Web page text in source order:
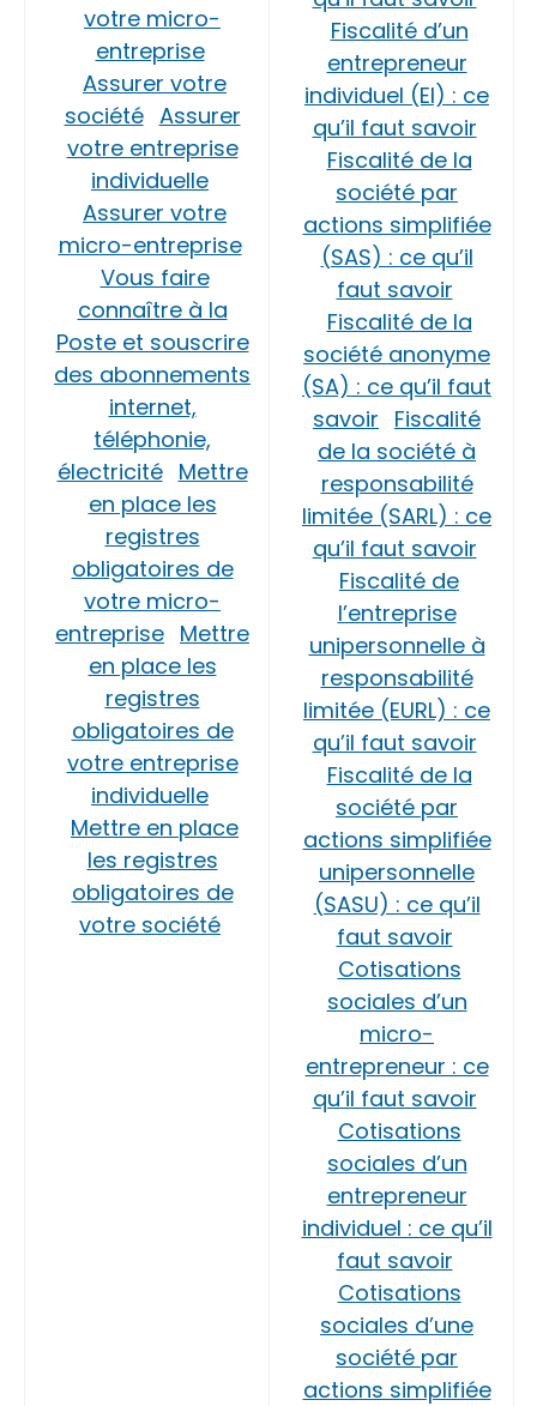
votre micro-
entreprise
Assurer votre
société Assurer
votre entreprise
individuelle
Assurer votre
micro-entreprise
Vous faire
connaître à la
Poste et souscrire
des abonnements
internet,
téléphonie,
électricité Mettre
en place les
registres
obligatoires de
votre micro-
entreprise Mettre
en place les
registres
obligatoires de
votre entreprise
individuelle
Mettre en place
les registres
obligatoires de
votre société
Fiscalité d’un
entrepreneur
individuel (EI) : ce
qu’il faut savoir
Fiscalité de la
société par
actions simplifiée
(SAS) : ce qu’il
faut savoir
Fiscalité de la
société anonyme
(SA) : ce qu’il faut
savoir Fiscalité
de la société à
responsabilité
limitée (SARL) : ce
qu’il faut savoir
Fiscalité de
l’entreprise
unipersonnelle à
responsabilité
limitée (EURL) : ce
qu’il faut savoir
Fiscalité de la
société par
actions simplifiée
unipersonnelle
(SASU) : ce qu’il
faut savoir
Cotisations
sociales d’un
micro-
entrepreneur : ce
qu’il faut savoir
Cotisations
sociales d’un
entrepreneur
individuel : ce qu’il
faut savoir
Cotisations
sociales d’une
société par
actions simplifiée